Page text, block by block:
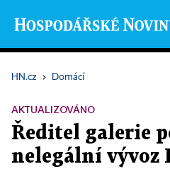
HN.cz › Domácí
AKTUALIZOVÁNO
Ředitel galerie
nelegální vývoz